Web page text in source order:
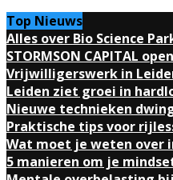
Top Nieuws
Alles over Bio Science
STORMSON CAPITAL
Vrijwilligerswerk in
Leiden ziet groei in
Nieuwe technieken
Praktische tips voor
Wat moet je weten over
5 manieren om je